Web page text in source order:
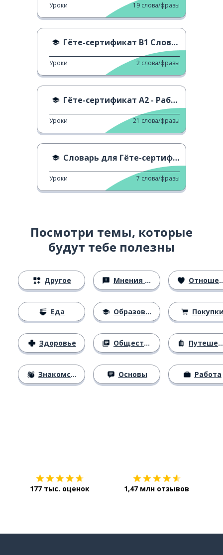
Уроки 19 слова/фразы
Гёте-сертификат B1 Словарь - Q
Уроки 2 слова/фразы
Гёте-сертификат A2 - Работа
Уроки 21 слова/фразы
Словарь для Гёте-сертификата A1 - J
Уроки 7 слова/фразы
Посмотри темы, которые
будут тебе полезны
Другое
Еда
Здоровье
Знакомство
Мнения и убеждения
Образование
Общество
Основы
Отношения
Путешествия
Работа
177 тыс. оценок 1,47 млн отзывов